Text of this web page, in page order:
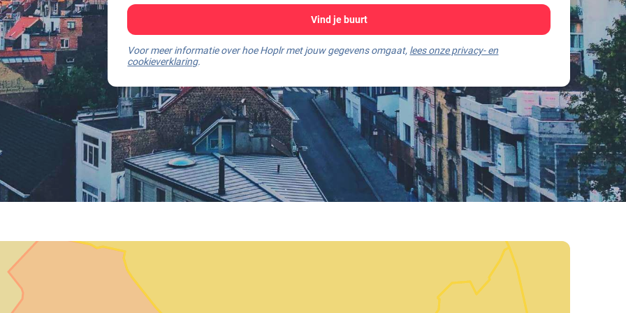
Vind je buurt
Voor meer informatie over hoe Hoplr met jouw gegevens omgaat, lees onze privacy- en
cookieverklaring.